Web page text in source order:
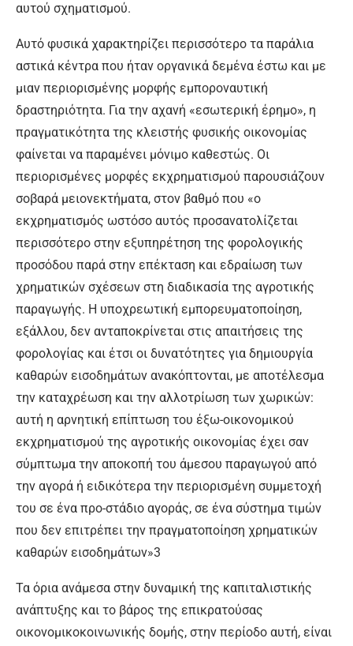
αυτού σχηματισμού.
Αυτό φυσικά χαρακτηρίζει περισσότερο τα παράλια
αστικά κέντρα που ήταν οργανικά δεμένα έστω και με
μιαν περιορισμένης μορφής εμποροναυτική
δραστηριότητα. Για την αχανή «εσωτερική έρημο», η
πραγματικότητα της κλειστής φυσικής οικονομίας
φαίνεται να παραμένει μόνιμο καθεστώς. Οι
περιορισμένες μορφές εκχρηματισμού παρουσιάζουν
σοβαρά μειονεκτήματα, στον βαθμό που «ο
εκχρηματισμός ωστόσο αυτός προσανατολίζεται
περισσότερο στην εξυπηρέτηση της φορολογικής
προσόδου παρά στην επέκταση και εδραίωση των
χρηματικών σχέσεων στη διαδικασία της αγροτικής
παραγωγής. Η υποχρεωτική εμπορευματοποίηση,
εξάλλου, δεν ανταποκρίνεται στις απαιτήσεις της
φορολογίας και έτσι οι δυνατότητες για δημιουργία
καθαρών εισοδημάτων ανακόπτονται, με αποτέλεσμα
την καταχρέωση και την αλλοτρίωση των χωρικών:
αυτή η αρνητική επίπτωση του έξω-οικονομικού
εκχρηματισμού της αγροτικής οικονομίας έχει σαν
σύμπτωμα την αποκοπή του άμεσου παραγωγού από
την αγορά ή ειδικότερα την περιορισμένη συμμετοχή
του σε ένα προ-στάδιο αγοράς, σε ένα σύστημα τιμών
που δεν επιτρέπει την πραγματοποίηση χρηματικών
καθαρών εισοδημάτων»3
Τα όρια ανάμεσα στην δυναμική της καπιταλιστικής
ανάπτυξης και το βάρος της επικρατούσας
οικονομικοκοινωνικής δομής, στην περίοδο αυτή, είναι